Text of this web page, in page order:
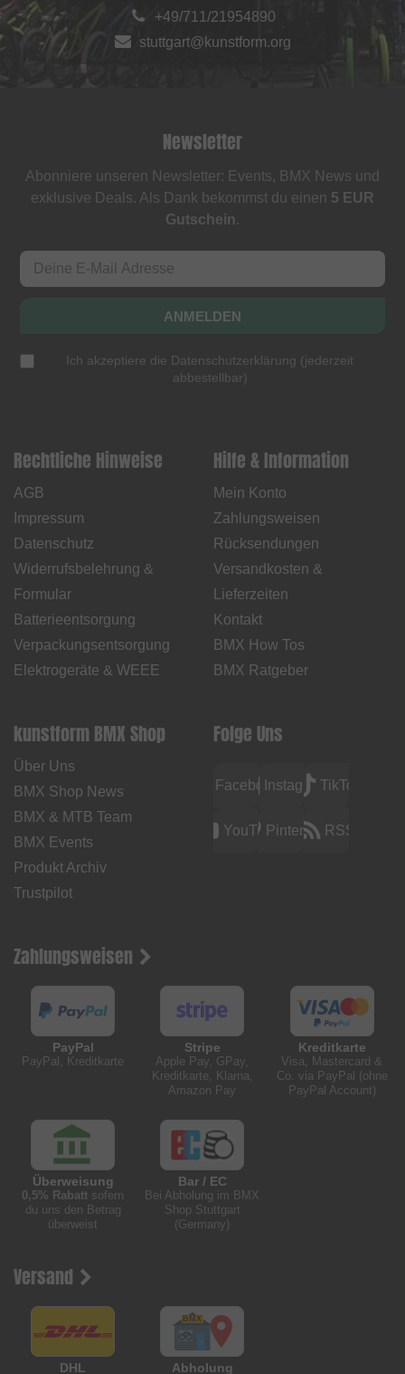
+49/711/21954890
stuttgart@kunstform.org
Newsletter
Abonniere unseren Newsletter: Events, BMX News und
exklusive Deals. Als Dank bekommst du einen 5 EUR
Gutschein.
ANMELDEN
Ich akzeptiere die Datenschutzerklärung (jederzeit
abbestellbar)
Rechtliche Hinweise
AGB
Impressum
Datenschutz
Widerrufsbelehrung &
Formular
Batterieentsorgung
Verpackungsentsorgung
Elektrogeräte & WEEE
Hilfe & Information
Mein Konto
Zahlungsweisen
Rücksendungen
Versandkosten &
Lieferzeiten
Kontakt
BMX How Tos
BMX Ratgeber
kunstform BMX Shop
Über Uns
BMX Shop News
BMX & MTB Team
BMX Events
Produkt Archiv
Trustpilot
Folge Uns
FacebookInstagramTikTok
YouTubePinterest RSS
Zahlungsweisen
PayPal
PayPal, Kreditkarte
Stripe
Apple Pay, GPay,
Kreditkarte, Klarna,
Amazon Pay
Kreditkarte
Visa, Mastercard &
Co. via PayPal (ohne
PayPal Account)
Überweisung
0,5% Rabatt sofern
du uns den Betrag
überweist
Bar / EC
Bei Abholung im BMX
Shop Stuttgart
(Germany)
Versand
DHL Abholung